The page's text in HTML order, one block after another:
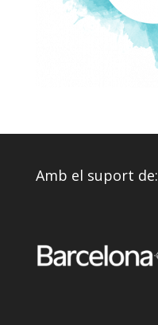
Amb el suport de: